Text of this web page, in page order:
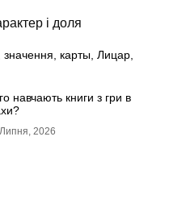
і доля
значення, карты, Лицар,
навчають книги з гри в
2026